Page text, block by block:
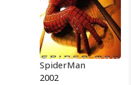
SpiderMan
2002